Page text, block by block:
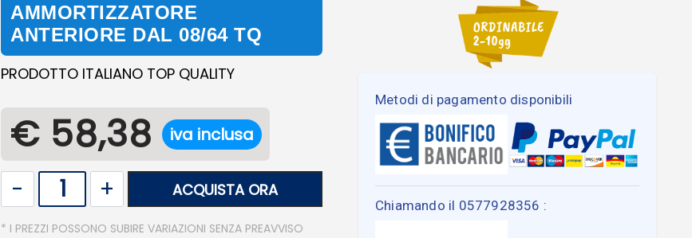
AMMORTIZZATORE
ANTERIORE DAL 08/64 TQ
PRODOTTO ITALIANO TOP QUALITY
€ 58,38 iva inclusa
ACQUISTA ORA
* I PREZZI POSSONO SUBIRE VARIAZIONI SENZA PREAVVISO
Metodi di pagamento disponibili
Chiamando il 0577928356 :